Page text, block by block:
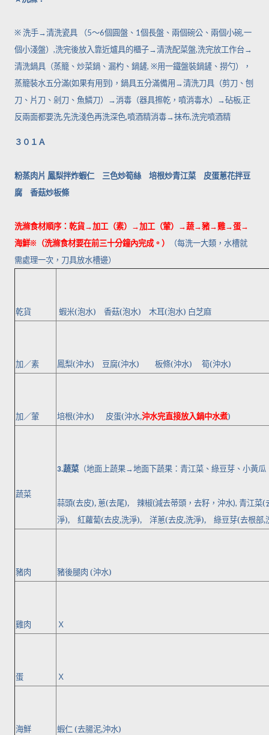
※ 洗手→清洗瓷具 （5～6個圓盤、 1個長盤、兩個碗公、兩個小碗,一
個小淺盤） ,洗完後放入靠近爐具的櫃子→清洗配菜盤,洗完放工作台→
清洗鍋具（蒸籠、炒菜鍋、漏杓、鍋鏟, ※用一鐵盤裝鍋鏟、撈勺），
蒸籠裝水五分滿(如果有用到) ，鍋具五分滿備用 →清洗刀具（剪刀、刨
刀、片刀、剁刀、魚鱗刀）
→消毒（器具擦乾，噴消毒水） →砧板,正
反兩面都要洗,先洗淺色再洗深色,噴酒精消毒→抹布,洗完噴酒精
３０１Ａ
粉蒸肉片 鳳梨拌炸蝦仁 三色炒筍絲 培根炒青江菜 皮蛋蔥花拌豆
腐 香菇炒板條
洗滌食材順序：乾貨→加工（素） →加工（葷） →蔬→豬→雞→蛋→
海鮮※ （洗滌食材要在前三十分鐘內完成。）
（每洗一大類，水槽就
需處理一次，刀具放水槽邊）
乾貨 蝦米(泡水) 香菇(泡水) 木耳(泡水) 白芝麻
加／素 鳳梨(沖水) 豆腐(沖水) 板條(沖水) 筍(沖水)
加／葷 培根(沖水) 皮蛋(沖水,沖水完直接放入鍋中水煮)
蔬菜
3.蔬菜 （地面上蔬果→地面下蔬果：青江菜、綠豆芽、小黃
蒜頭(去皮),蔥(去尾), 辣椒(減去蒂頭，去籽，沖水), 青江菜(
淨), 紅蘿蔔(去皮,洗淨), 洋蔥(去皮,洗淨), 綠豆芽(去根部,
豬肉 豬後腿肉 (沖水)
雞肉 Ｘ
蛋 Ｘ
海鮮 蝦仁 (去腸泥,沖水)